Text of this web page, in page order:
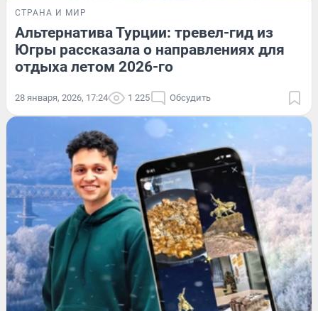
СТРАНА И МИР
Альтернатива Турции: тревел-гид из
Югры рассказала о направлениях для
отдыха летом 2026-го
28 января, 2026, 17:24 1 225 Обсудить